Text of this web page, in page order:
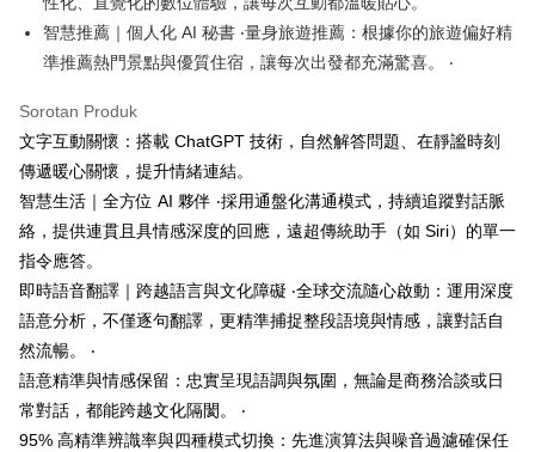
bagaimanapun, bagi mereka yang telah memuat turun Aplikasi AFTEE
dan mendaftar sebagai ahli AFTEE boleh menikmati tempoh pembayaran
ditambah dengan bilangan hari yang boleh dilanjutkan oleh AFTEE. Anda
boleh melanjutkan tempoh pembayaran anda sebelum anda menerima
pesanan. Walau bagaimanapun, tiada jaminan bahawa anda boleh
menerima pesanan anda semasa tempoh pembayaran (cth.: produk
prapesanan atau produk yang mungkin mengambil masa yang lebih
lama untuk dihantar). Oleh itu, anda dikehendaki membuat pembayaran
Kedua, Sekatan Pembayaran
1. Jumlah yang diperakui untuk pengguna kali pertama boleh sehingga
NT$10,000. Amaun diperakui sebenar yang diluluskan akan berdasarkan
keputusan pensijilan dan semakan oleh AFTEE.
2. Amaun perbelanjaan minimum mestilah lebih besar daripada NT$20.
智慧推薦｜個人化 AI 秘書 ‧量身旅遊推薦：根據你的旅遊偏好精
準推薦熱門景點與優質住宿，讓每次出發都充滿驚喜。 ‧
Sorotan Produk
文字互動關懷：搭載 ChatGPT 技術，自然解答問題、在靜謐時刻
傳遞暖心關懷，提升情緒連結。
智慧生活｜全方位 AI 夥伴 ‧採用通盤化溝通模式，持續追蹤對話脈
絡，提供連貫且具情感深度的回應，遠超傳統助手（如 Siri）的單一
指令應答。
即時語音翻譯｜跨越語言與文化障礙 ‧全球交流隨心啟動：運用深度
語意分析，不僅逐句翻譯，更精準捕捉整段語境與情感，讓對話自
然流暢。 ‧
語意精準與情感保留：忠實呈現語調與氛圍，無論是商務洽談或日
常對話，都能跨越文化隔閡。 ‧
95% 高精準辨識率與四種模式切換：先進演算法與噪音過濾確保任